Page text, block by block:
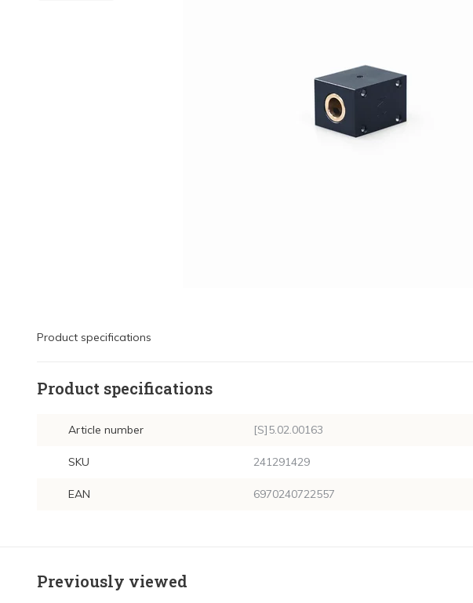
Product specifications
Product specifications
Article number [S]5.02.00163
SKU 241291429
EAN 6970240722557
Previously viewed